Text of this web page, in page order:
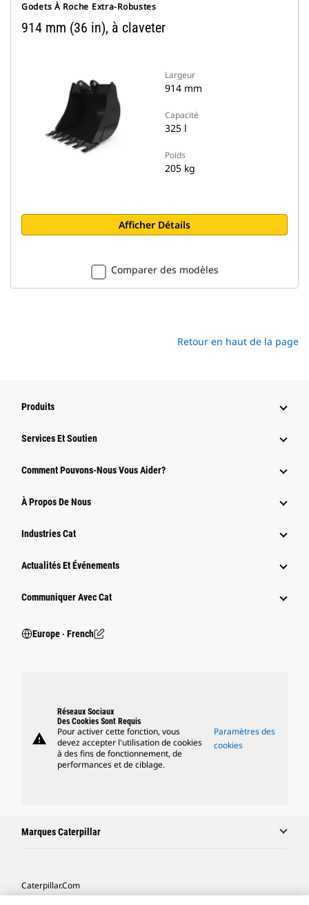
Godets À Roche Extra-Robustes
914 mm (36 in), à claveter
Largeur
914 mm
Capacité
325 l
Poids
205 kg
Afficher Détails
Comparer des modèles
Retour en haut de la page
Produits
Services Et Soutien
Comment Pouvons-Nous Vous Aider?
À Propos De Nous
Industries Cat
Actualités Et Événements
Communiquer Avec Cat
Europe ‧ French
warning
Réseaux Sociaux
Des Cookies Sont Requis
Pour activer cette fonction, vous
devez accepter l'utilisation de cookies
à des fins de fonctionnement, de
performances et de ciblage.
Paramètres des
cookies
Marques Caterpillar
Caterpillar.com